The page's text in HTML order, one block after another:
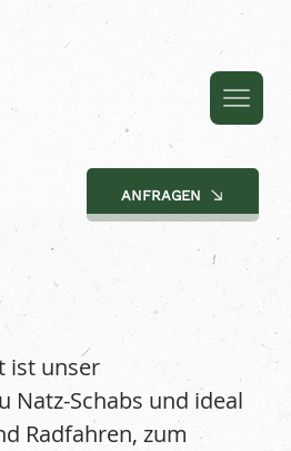
ANFRAGEN
ist unser
Natz-Schabs und ideal
Radfahren, zum